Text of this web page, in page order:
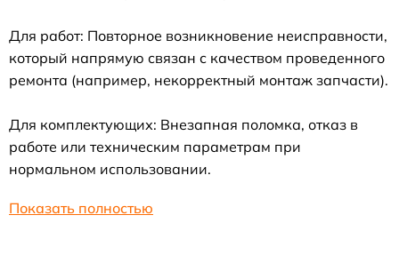
Для работ: Повторное возникновение неисправности,
который напрямую связан с качеством проведенного
ремонта (например, некорректный монтаж запчасти).
Для комплектующих: Внезапная поломка, отказ в
работе или техническим параметрам при
нормальном использовании.
Показать полностью